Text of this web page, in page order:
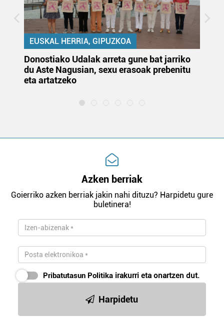
EUSKAL HERRIA, GIPUZKOA
Donostiako Udalak arreta gune bat jarriko
du Aste Nagusian, sexu erasoak prebenitu
eta artatzeko
Azken berriak
Goierriko azken berriak jakin nahi dituzu? Harpidetu gure
buletinera!
Pribatutasun Politika irakurri eta onartzen dut.
Harpidetu